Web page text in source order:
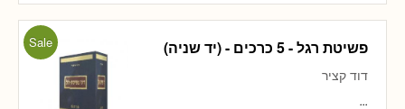
Sale פשיטת רגל - 5 כרכים - (יד שניה)
דוד קציר
...